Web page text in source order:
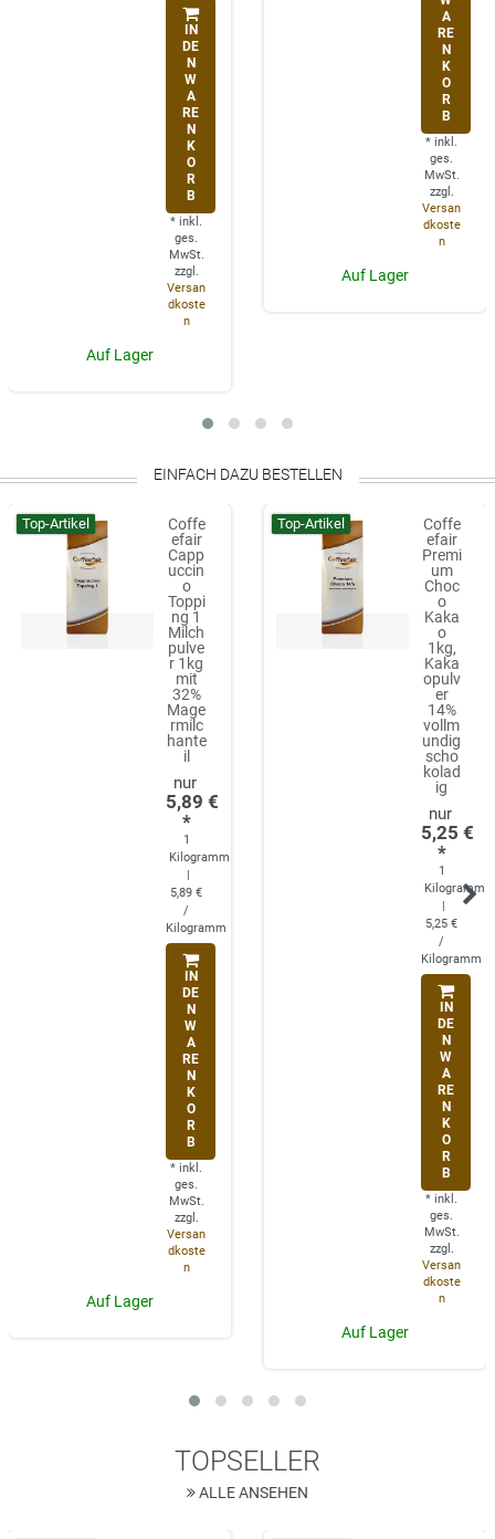
IN
DE
N
W
A
RE
N
K
O
R
B
* inkl.
ges.
MwSt.
zzgl.
Versan
dkoste
n
Auf Lager
A
RE
N
K
O
R
B
* inkl.
ges.
MwSt.
zzgl.
Versan
dkoste
n
Auf Lager
EINFACH DAZU BESTELLEN
Top-Artikel
Coffe
efair
Capp
uccin
o
Toppi
ng 1
Milch
pulve
r 1kg
mit
32%
Mage
rmilc
hante
il
5,89 €
*
1
Kilogramm
5,89 €
/
Kilogramm
IN
DE
N
W
A
RE
N
K
O
R
B
* inkl.
ges.
MwSt.
zzgl.
Versan
dkoste
n
Auf Lager
Top-Artikel
Coffe
efair
Premi
um
Choc
o
Kaka
o
1kg,
Kaka
opulv
er
14%
vollm
undig
scho
kolad
ig
5,25 €
*
1
Kilogramm
5,25 €
/
Kilogramm
IN
DE
N
W
A
RE
N
K
O
R
B
* inkl.
ges.
MwSt.
zzgl.
Versan
dkoste
n
Auf Lager
TOPSELLER
ALLE ANSEHEN